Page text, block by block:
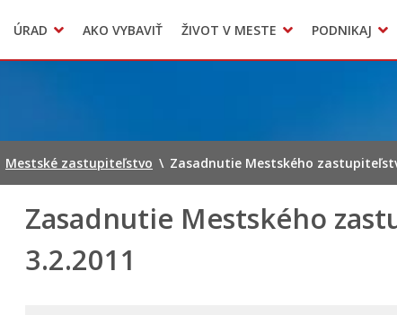
Geo informačný systém –
ÚRAD
Oznamovanie podozrení z
AKO VYBAVIŤ ŽIVOT V MESTE
Triedený zber – NATUR – PACK
PODNIKAJ
Mestské zastupiteľstvo \ Zasadnutie Mestského
Zasadnutie Mestského
3.2.2011